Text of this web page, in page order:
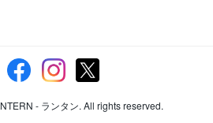
- ランタン. All rights reserved.